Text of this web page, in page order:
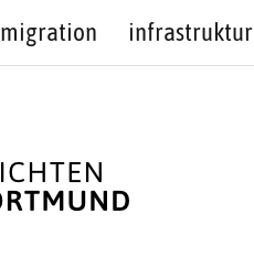
migration infrastruktur